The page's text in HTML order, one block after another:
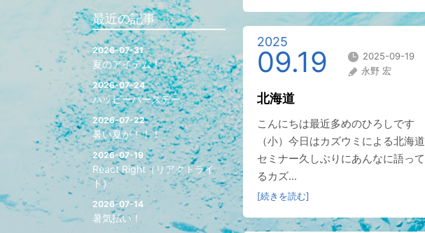
2025
09.19
2025-09-19
永野 宏
北海道
こんにちは最近多めのひろしです
（小）今日はカズウミによる北海道
セミナー久しぶりにあんなに語って
るカズ...
[続きを読む]
最近の記事
2026-07-31
夏のアイテム！
2026-07-24
ハッピーバースデー
2026-07-22
暑い夏が！！！
2026-07-19
React Right（リアクトライ
ト）
2026-07-14
暑気払い！